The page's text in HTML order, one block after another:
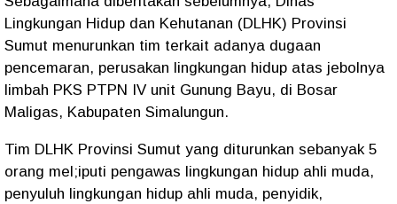
Lingkungan Hidup dan Kehutanan (DLHK) Provinsi
Sumut menurunkan tim terkait adanya dugaan
pencemaran, perusakan lingkungan hidup atas jebolnya
limbah PKS PTPN IV unit Gunung Bayu, di Bosar
Maligas, Kabupaten Simalungun.
Tim DLHK Provinsi Sumut yang diturunkan sebanyak 5
orang mel;iputi pengawas lingkungan hidup ahli muda,
penyuluh lingkungan hidup ahli muda, penyidik,